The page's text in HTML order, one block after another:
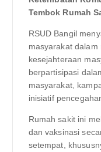
Tembok Rumah
RSUD Bangil
masyarakat
kesejahteraan
berpartisipasi
masyarakat,
inisiatif
Rumah sakit ini
dan vaksinasi
setempat,